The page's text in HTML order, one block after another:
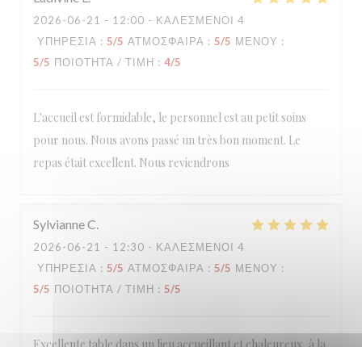
2026-06-21 - 12:00 - ΚΑΛΕΣΜΈΝΟΙ 4
ΥΠΗΡΕΣΊΑ : 5/5 ΑΤΜΌΣΦΑΙΡΑ : 5/5 ΜΕΝΟΎ :
5/5 ΠΟΙΌΤΗΤΑ / ΤΙΜΉ : 4/5
L'accueil est formidable, le personnel est au petit soins
pour nous. Nous avons passé un très bon moment. Le
repas était excellent. Nous reviendrons
SylvianneC
2026-06-21 - 12:30 - ΚΑΛΕΣΜΈΝΟΙ 4
ΥΠΗΡΕΣΊΑ : 5/5 ΑΤΜΌΣΦΑΙΡΑ : 5/5 ΜΕΝΟΎ :
5/5 ΠΟΙΌΤΗΤΑ / ΤΙΜΉ : 5/5